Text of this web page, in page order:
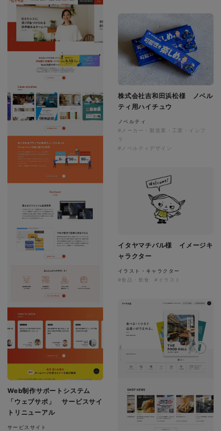
Web制作サポートシステム
「ウェブサポ」 サービスサイ
トリニューアル
サービスサイト
株式会社吉和田浜松様 ノベル
ティ用ハイチュウ
ノベルティ
#メーカー・製造業・工業・インフ
ラ
#ノベルティデザイン
イタヤマチバル様 イメージキ
ャラクター
イラスト・キャラクター
#食品・飲食
#イラスト